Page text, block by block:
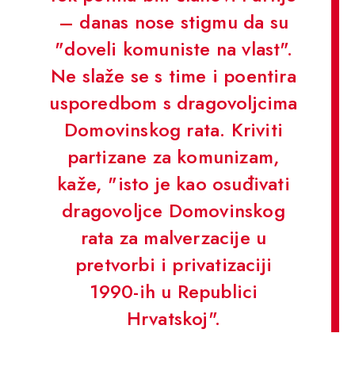
– danas nose stigmu da su
"doveli komuniste na vlast".
Ne slaže se s time i poentira
usporedbom s dragovoljcima
Domovinskog rata. Kriviti
partizane za komunizam,
kaže, "isto je kao osuđivati
dragovoljce Domovinskog
rata za malverzacije u
pretvorbi i privatizaciji
1990-ih u Republici
Hrvatskoj".